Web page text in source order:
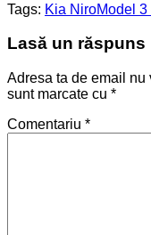
Tags: Kia NiroModel 3
Lasă un răspuns
Adresa ta de email nu
sunt marcate cu *
Comentariu *